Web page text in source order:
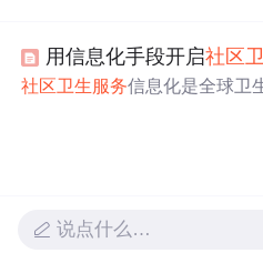
用信息化手段开启社区
社区卫生服务信息化是全球卫
说点什么…